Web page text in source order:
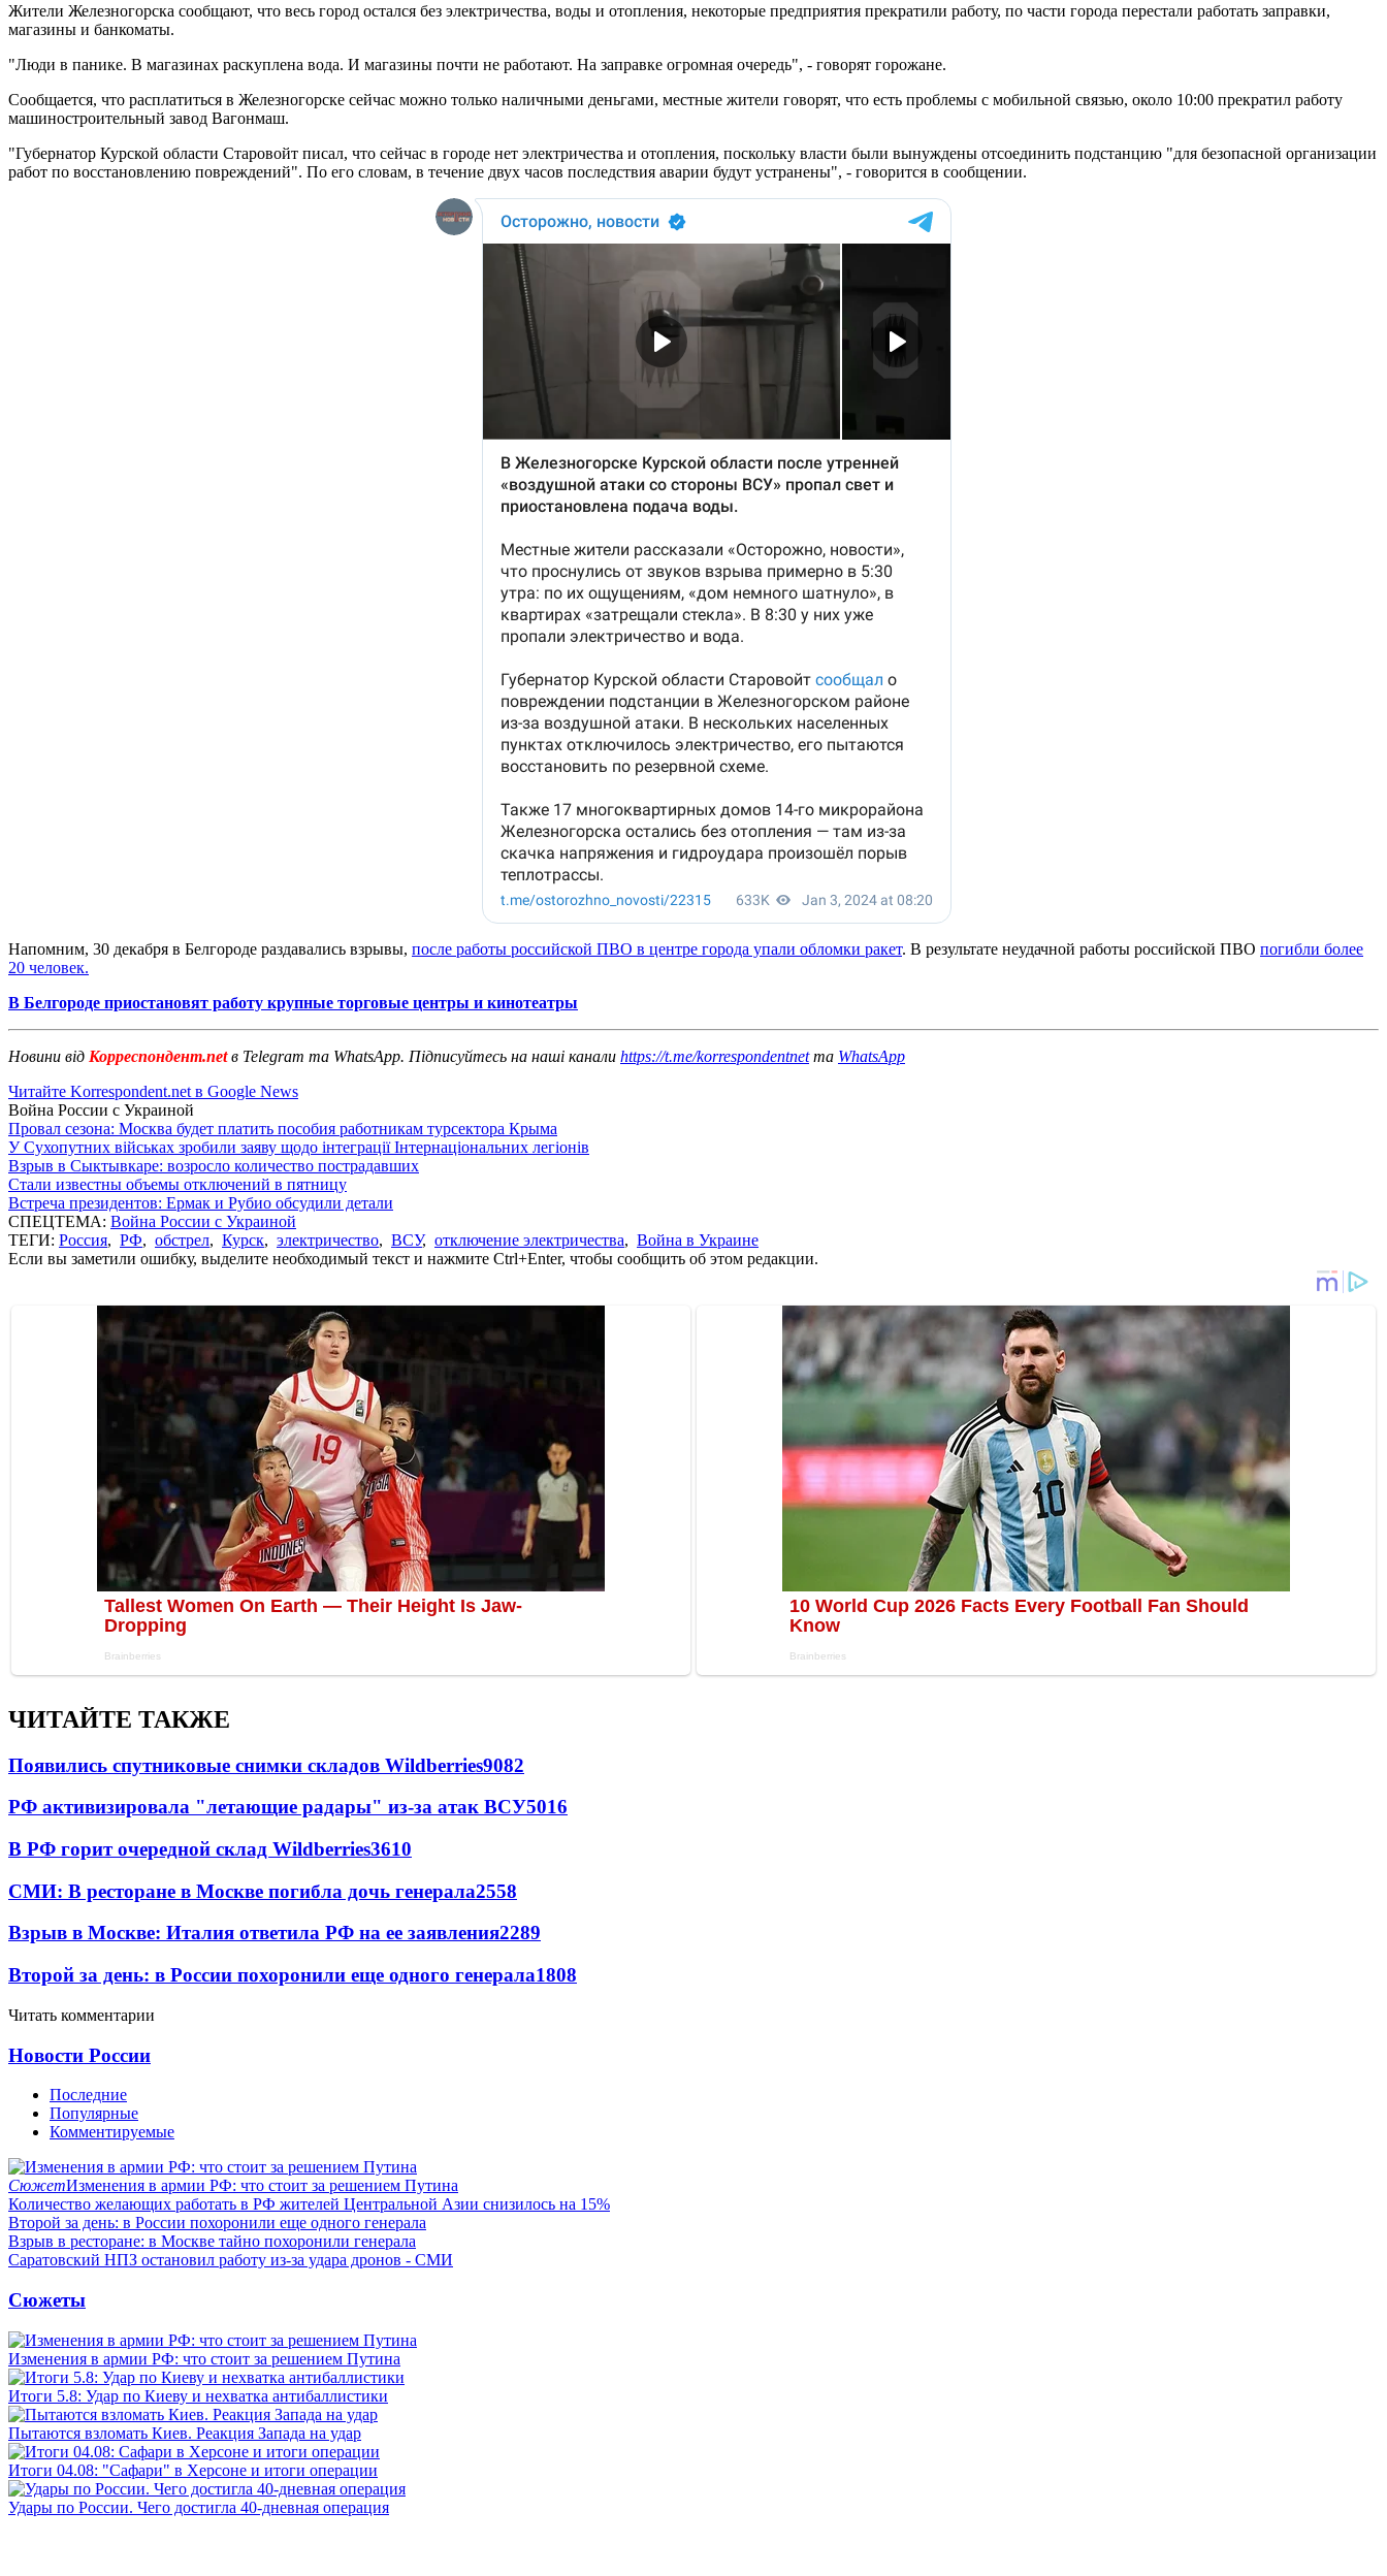
Жители Железногорска сообщают, что весь город остался без электричества, воды и отопления, некоторые предприятия прекратили работу, по части города перестали работать заправки,
магазины и банкоматы.
"Люди в панике. В магазинах раскуплена вода. И магазины почти не работают. На заправке огромная очередь", - говорят горожане.
Сообщается, что расплатиться в Железногорске сейчас можно только наличными деньгами, местные жители говорят, что есть проблемы с мобильной связью, около 10:00 прекратил работу
машиностроительный завод Вагонмаш.
"Губернатор Курской области Старовойт писал, что сейчас в городе нет электричества и отопления, поскольку власти были вынуждены отсоединить подстанцию "для безопасной организации
работ по восстановлению повреждений". По его словам, в течение двух часов последствия аварии будут устранены", - говорится в сообщении.
Напомним, 30 декабря в Белгороде раздавались взрывы, после работы российской ПВО в центре города упали обломки ракет. В результате неудачной работы российской ПВО погибли более
20 человек.
В Белгороде приостановят работу крупные торговые центры и кинотеатры
Новини від Корреспондент.netв Telegram та WhatsApp. Підписуйтесь на наші канали https://t.me/korrespondentnetта WhatsApp
Читайте Korrespondent.net в Google News
Война России с Украиной
Провал сезона: Москва будет платить пособия работникам турсектора Крыма
У Сухопутних військах зробили заяву щодо інтеграції Інтернаціональних легіонів
Взрыв в Сыктывкаре: возросло количество пострадавших
Стали известны объемы отключений в пятницу
Встреча президентов: Ермак и Рубио обсудили детали
СПЕЦТЕМА: Война России с Украиной
ТЕГИ: Россия, РФ, обстрел, Курск, электричество, ВСУ, отключение электричества, Война в Украине
Если вы заметили ошибку, выделите необходимый текст и нажмите Ctrl+Enter, чтобы сообщить об этом редакции.
ЧИТАЙТЕ ТАКЖЕ
Появились спутниковые снимки складов Wildberries9082
РФ активизировала "летающие радары" из-за атак ВСУ5016
В РФ горит очередной склад Wildberries3610
СМИ: В ресторане в Москве погибла дочь генерала2558
Взрыв в Москве: Италия ответила РФ на ее заявления2289
Второй за день: в России похоронили еще одного генерала1808
Читать комментарии
Новости России
Последние
Популярные
Комментируемые
СюжетИзменения в армии РФ: что стоит за решением Путина
Количество желающих работать в РФ жителей Центральной Азии снизилось на 15%
Второй за день: в России похоронили еще одного генерала
Взрыв в ресторане: в Москве тайно похоронили генерала
Саратовский НПЗ остановил работу из-за удара дронов - СМИ
Сюжеты
Изменения в армии РФ: что стоит за решением Путина
Итоги 5.8: Удар по Киеву и нехватка антибаллистики
Пытаются взломать Киев. Реакция Запада на удар
Итоги 04.08: "Сафари" в Херсоне и итоги операции
Удары по России. Чего достигла 40-дневная операция